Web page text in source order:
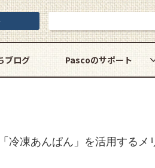
ブログ Pascoのサポート
冷凍あんぱん」を活用する